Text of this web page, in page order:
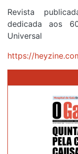
Revista
dedicada aos
Universal
https://